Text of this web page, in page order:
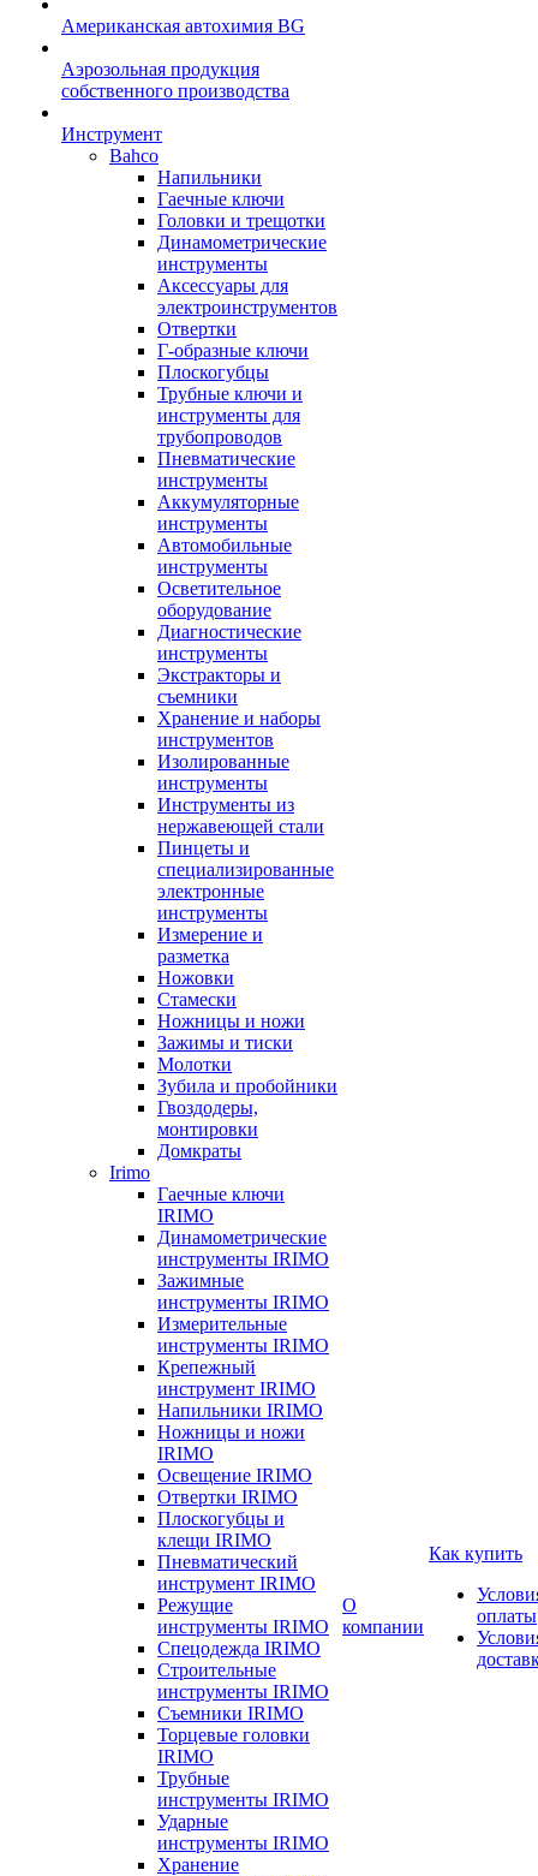
Американская автохимия BG
Аэрозольная продукция
собственного производства
Инструмент
Bahco
Напильники
Гаечные ключи
Головки и трещотки
Динамометрические
инструменты
Аксессуары для
электроинструментов
Отвертки
Г-образные ключи
Плоскогубцы
Трубные ключи и
инструменты для
трубопроводов
Пневматические
инструменты
Аккумуляторные
инструменты
Автомобильные
инструменты
Осветительное
оборудование
Диагностические
инструменты
Экстракторы и
съемники
Хранение и наборы
инструментов
Изолированные
инструменты
Инструменты из
нержавеющей стали
Пинцеты и
специализированные
электронные
инструменты
Измерение и
разметка
Ножовки
Стамески
Ножницы и ножи
Зажимы и тиски
Молотки
Зубила и пробойники
Гвоздодеры,
монтировки
Домкраты
Irimo
Гаечные ключи
IRIMO
Динамометрические
инструменты IRIMO
Зажимные
инструменты IRIMO
Измерительные
инструменты IRIMO
Крепежный
инструмент IRIMO
Напильники IRIMO
Ножницы и ножи
IRIMO
Освещение IRIMO
Отвертки IRIMO
Плоскогубцы и
клещи IRIMO
Пневматический
инструмент IRIMO
Режущие
инструменты IRIMO
Спецодежда IRIMO
Строительные
инструменты IRIMO
Съемники IRIMO
Торцевые головки
IRIMO
Трубные
инструменты IRIMO
Ударные
инструменты IRIMO
Хранение
О
компании
Как купить
оплаты